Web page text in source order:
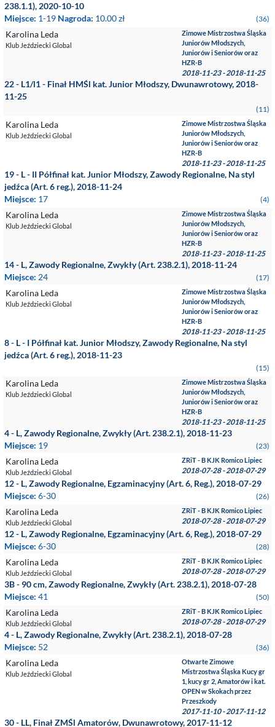
238.1.1), 2020-10-10
Miejsce: 1-19 (36)
Nagroda: 10.00 zł
Karolina Leda
Klub Jeździecki Global
Zimowe Mistrzostwa Śląska
Juniorów Młodszych,
Juniorów i Seniorów oraz
HZR-B
2018-11-23 - 2018-11-25
22 - L1/l1 - Finał HMŚl kat. Junior Młodszy, Dwunawrotowy, 2018-
11-25
(11)
Karolina Leda
Klub Jeździecki Global
Zimowe Mistrzostwa Śląska
Juniorów Młodszych,
Juniorów i Seniorów oraz
HZR-B
2018-11-23 - 2018-11-25
19 - L - II Półfinał kat. Junior Młodszy, Zawody Regionalne, Na styl
jedźca (Art. 6 reg.), 2018-11-24
Miejsce: 17 (4)
Karolina Leda
Klub Jeździecki Global
Zimowe Mistrzostwa Śląska
Juniorów Młodszych,
Juniorów i Seniorów oraz
HZR-B
2018-11-23 - 2018-11-25
14 - L, Zawody Regionalne, Zwykły (Art. 238.2.1), 2018-11-24
Miejsce: 24 (17)
Karolina Leda
Klub Jeździecki Global
Zimowe Mistrzostwa Śląska
Juniorów Młodszych,
Juniorów i Seniorów oraz
HZR-B
2018-11-23 - 2018-11-25
8 - L - I Półfinał kat. Junior Młodszy, Zawody Regionalne, Na styl
jedźca (Art. 6 reg.), 2018-11-23
(15)
Karolina Leda
Klub Jeździecki Global
Zimowe Mistrzostwa Śląska
Juniorów Młodszych,
Juniorów i Seniorów oraz
HZR-B
2018-11-23 - 2018-11-25
4 - L, Zawody Regionalne, Zwykły (Art. 238.2.1), 2018-11-23
Miejsce: 19 (23)
Karolina Leda
Klub Jeździecki Global
ZRiT - B KJK Romico Lipiec
2018-07-28 - 2018-07-29
12 - L, Zawody Regionalne, Egzaminacyjny (Art. 6, Reg.), 2018-07-29
Miejsce: 6-30 (26)
Karolina Leda
Klub Jeździecki Global
ZRiT - B KJK Romico Lipiec
2018-07-28 - 2018-07-29
12 - L, Zawody Regionalne, Egzaminacyjny (Art. 6, Reg.), 2018-07-29
Miejsce: 6-30 (28)
Karolina Leda
Klub Jeździecki Global
ZRiT - B KJK Romico Lipiec
2018-07-28 - 2018-07-29
3B - 90 cm, Zawody Regionalne, Zwykły (Art. 238.2.1), 2018-07-28
Miejsce: 41 (50)
Karolina Leda
Klub Jeździecki Global
ZRiT - B KJK Romico Lipiec
2018-07-28 - 2018-07-29
4 - L, Zawody Regionalne, Zwykły (Art. 238.2.1), 2018-07-28
Miejsce: 52 (36)
Karolina Leda
Klub Jeździecki Global
Otwarte Zimowe
Mistrzostwa Śląska Kucy gr
1, kucy gr 2, Amatorów i kat.
OPEN w Skokach przez
Przeszkody
2017-11-10 - 2017-11-12
30 - LL, Finał ZMŚl Amatorów, Dwunawrotowy, 2017-11-12